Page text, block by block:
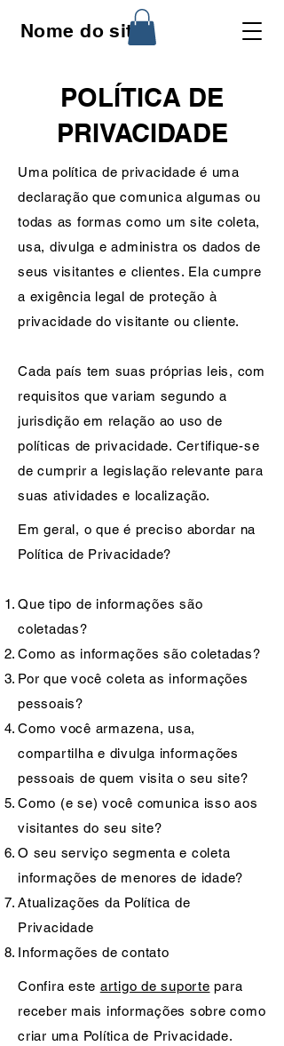
Nome do site
POLÍTICA DE
PRIVACIDADE
Uma política de privacidade é uma
declaração que comunica algumas ou
todas as formas como um site coleta,
usa, divulga e administra os dados de
seus visitantes e clientes. Ela cumpre
a exigência legal de proteção à
privacidade do visitante ou cliente.
Cada país tem suas próprias leis, com
requisitos que variam segundo a
jurisdição em relação ao uso de
políticas de privacidade. Certifique-se
de cumprir a legislação relevante para
suas atividades e localização.
Em geral, o que é preciso abordar na
Política de Privacidade?
Que tipo de informações são
coletadas?
Como as informações são coletadas?
Por que você coleta as informações
pessoais?
Como você armazena, usa,
compartilha e divulga informações
pessoais de quem visita o seu site?
Como (e se) você comunica isso aos
visitantes do seu site?
O seu serviço segmenta e coleta
informações de menores de idade?
Atualizações da Política de
Privacidade
Informações de contato
Confira este artigo de suporte para
receber mais informações sobre como
criar uma Política de Privacidade.